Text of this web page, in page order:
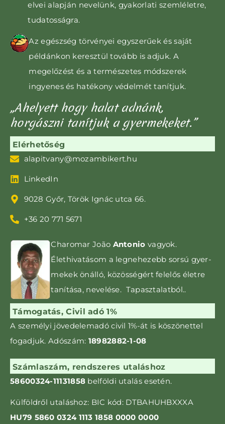
elvei alapján nevelünk, gyakorlati szemléletre,
tudatosságra.
Az egészség törvényei egyszerűek és saját
példánkon keresztül tovább is adjuk. A
megelőzést és a természetes módszerek
ingyenes és hatékony védelmét tanítjuk.
„Ahelyett hogy halat adnánk,
horgászni tanítjuk a gyermekeket.”
Elérhetőség
alapitvany@mozambikert.hu
LinkedIn
9028 Győr, Török Ignác utca 66.
+36 20 771 5671
Charomar João Antonio vagyok.
Élethivatásom a leg­nehezebb sorsú gyer­­
mekek önálló, közös­ségért felelős életre
tanítása, nevelése. Tapasztalatból..
Támogatás, Civil adó 1%
A személyi jövedelemadó civil 1%-át is kö­szönettel
fogadjuk. Adószám: 18982882-1-08
Számlaszám, rendszeres utaláshoz
58600324-11131858 belföldi utalás esetén.
Külföldről utaláshoz: BIC kód: DTBAHUHBXXXA
HU79 5860 0324 1113 1858 0000 0000